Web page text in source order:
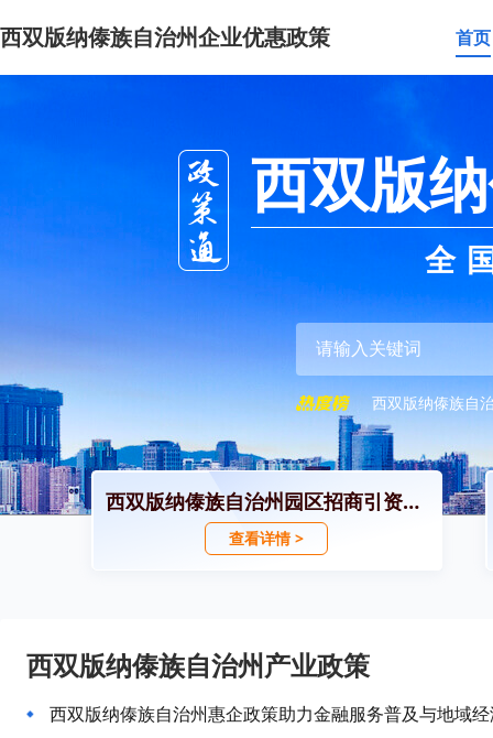
西双版纳傣族自治州企业优惠政策 首页
西双版
全
西双版纳傣族自
西双版纳傣族自治州园区招商引资政策
查看详情 >
西双版纳傣族自治州产业政策
西双版纳傣族自治州惠企政策助力金融服务普及与地域